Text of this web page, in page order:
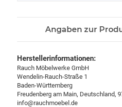
Angaben zur
Herstellerinformationen:
Rauch Möbelwerke GmbH
Wendelin-Rauch-Straße 1
Baden-Württemberg
Freudenberg am Main, Deutschland,
info@rauchmoebel.de